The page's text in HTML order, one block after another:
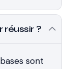
réussir ?
sont